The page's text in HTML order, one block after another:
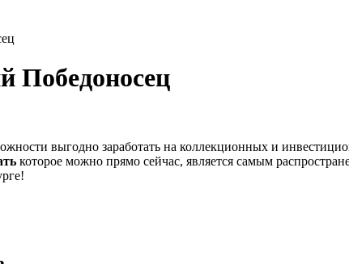
Победоносец
выгодно заработать на коллекционных и
которое можно прямо сейчас, является самым